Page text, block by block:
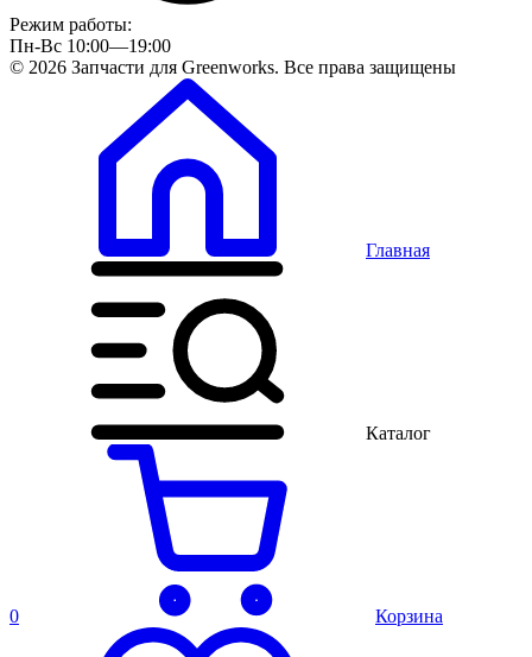
Режим работы:
Пн-Вс 10:00—19:00
© 2026 Запчасти для Greenworks. Все права защищены
Главная
Каталог
0 Корзина